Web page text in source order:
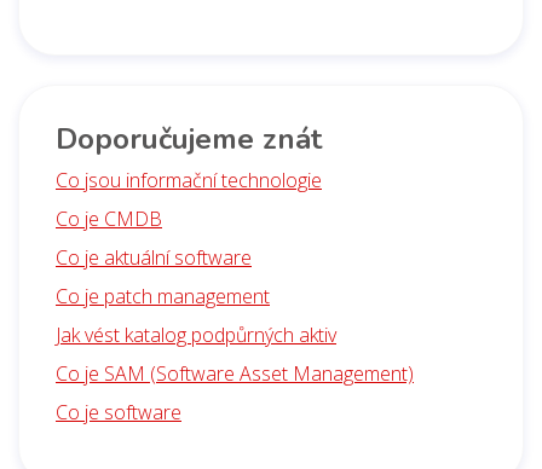
Doporučujeme znát
Co jsou informační technologie
Co je CMDB
Co je aktuální software
Co je patch management
Jak vést katalog podpůrných aktiv
Co je SAM (Software Asset Management)
Co je software